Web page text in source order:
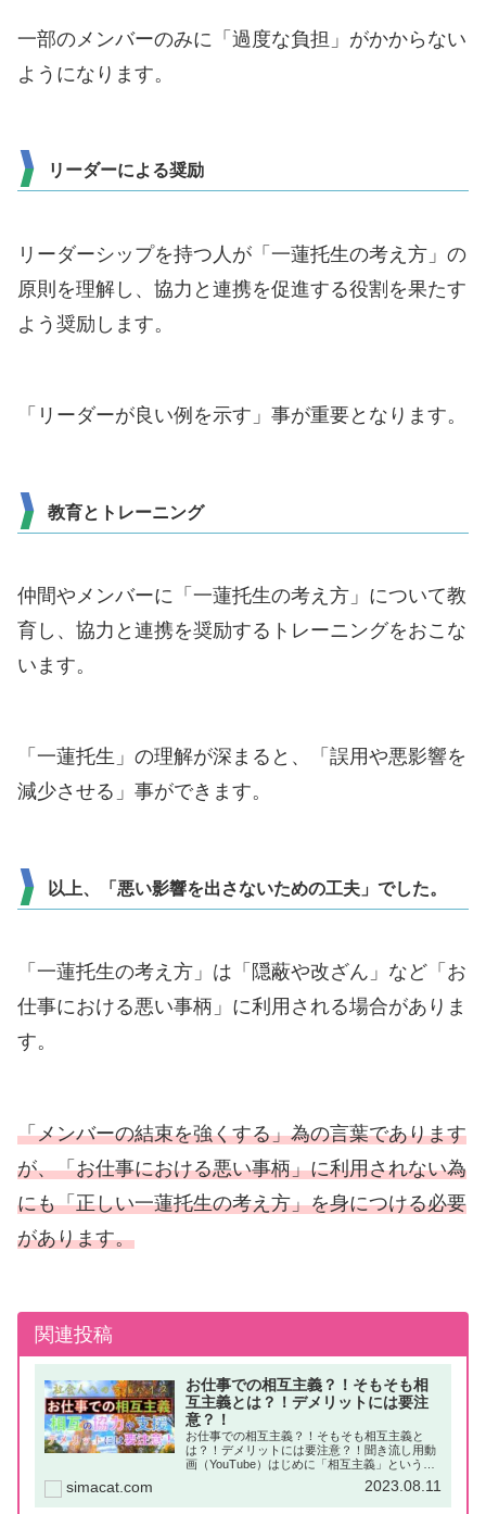
一部のメンバーのみに「過度な負担」がかからない
ようになります。
リーダーによる奨励
リーダーシップを持つ人が「一蓮托生の考え方」の
原則を理解し、協力と連携を促進する役割を果たす
よう奨励します。
「リーダーが良い例を示す」事が重要となります。
教育とトレーニング
仲間やメンバーに「一蓮托生の考え方」について教
育し、協力と連携を奨励するトレーニングをおこな
います。
「一蓮托生」の理解が深まると、「誤用や悪影響を
減少させる」事ができます。
以上、「悪い影響を出さないための工夫」でした。
「一蓮托生の考え方」は「隠蔽や改ざん」など「お
仕事における悪い事柄」に利用される場合がありま
す。
「メンバーの結束を強くする」為の言葉であります
が、「お仕事における悪い事柄」に利用されない為
にも「正しい一蓮托生の考え方」を身につける必要
があります。
関連投稿
お仕事での相互主義？！そもそも相
互主義とは？！デメリットには要注
意？！
お仕事での相互主義？！そもそも相互主義と
は？！デメリットには要注意？！聞き流し用動
画（YouTube）はじめに「相互主義」という言
葉をご存知でしょうか？言葉の意味について
は、のちほど簡単に説明をいたしますが、主に
「自国と他国との外交」の際に...
simacat.com 2023.08.11